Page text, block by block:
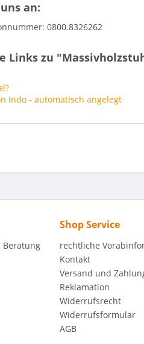
an:
0800.8326262
Links zu
Indo - automatisch angelegt
Beratung
Shop Service
rechtliche
Kontakt
Versand und
Reklamation
Widerrufsrecht
Widerrufsformular
AGB